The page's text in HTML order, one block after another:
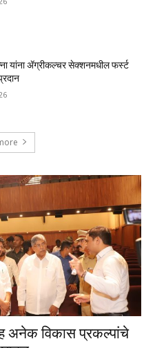
यांना ॲग्रीकल्चर सेक्शनमधील फर्स्ट
अनेक विकास प्रकल्पांचे